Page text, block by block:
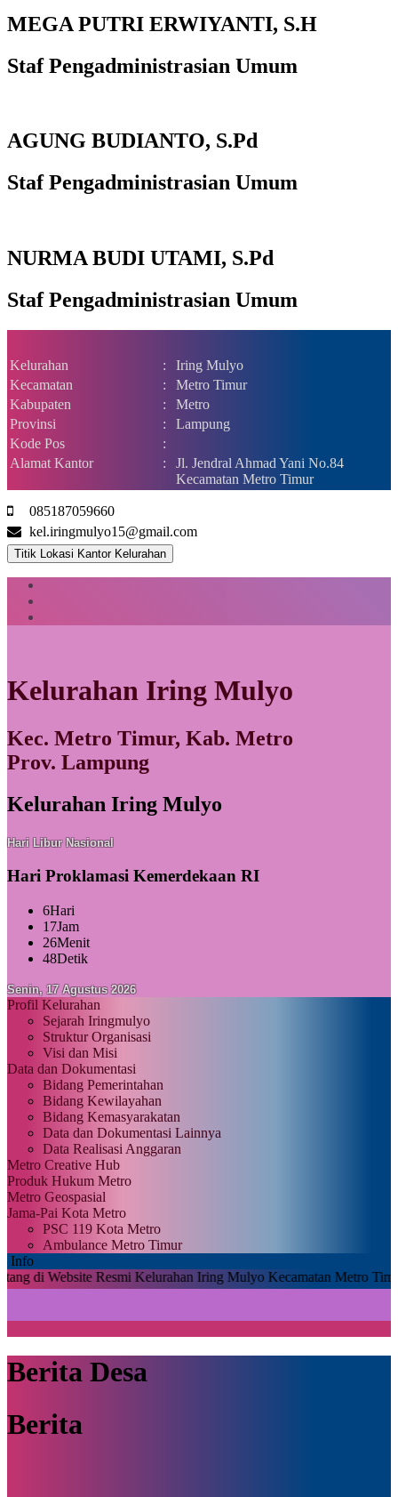
MEGA PUTRI ERWIYANTI, S.H
Staf Pengadministrasian Umum
AGUNG BUDIANTO, S.Pd
Staf Pengadministrasian Umum
NURMA BUDI UTAMI, S.Pd
Staf Pengadministrasian Umum
Kelurahan :
Iring Mulyo
Kecamatan
:
Metro Timur
Kabupaten
:
Metro
Provinsi
:
Lampung
Kode Pos
:
Alamat Kantor
:
Jl. Jendral Ahmad Yani No.84
Kecamatan Metro Timur
085187059660
kel.iringmulyo15@gmail.com
Titik Lokasi Kantor Kelurahan
Kelurahan Iring Mulyo
Kec. Metro Timur, Kab. Metro
Prov. Lampung
Kelurahan Iring Mulyo
Hari Libur Nasional
Hari Proklamasi Kemerdekaan RI
6Hari
17Jam
26Menit
47Detik
Senin, 17 Agustus 2026
Profil Kelurahan
Sejarah Iringmulyo
Struktur Organisasi
Visi dan Misi
Data dan Dokumentasi
Bidang Pemerintahan
Bidang Kewilayahan
Bidang Kemasyarakatan
Data dan Dokumentasi Lainnya
Data Realisasi Anggaran
Metro Creative Hub
Produk Hukum Metro
Metro Geospasial
Jama-Pai Kota Metro
PSC 119 Kota Metro
Ambulance Metro Timur
Info
Resmi Kelurahan Iring Mulyo Kecamatan Metro Timur
Berita Desa
Berita